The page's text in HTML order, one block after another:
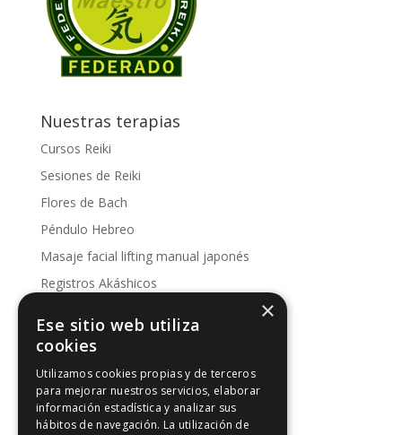
Nuestras terapias
Cursos Reiki
Sesiones de Reiki
Flores de Bach
Péndulo Hebreo
Masaje facial lifting manual japonés
Registros Akáshicos
Kinesología
Artículos de interés
Artículos de interés
×
Ese sitio web utiliza
cookies
Utilizamos cookies propias y de terceros
para mejorar nuestros servicios, elaborar
información estadística y analizar sus
hábitos de navegación. La utilización de